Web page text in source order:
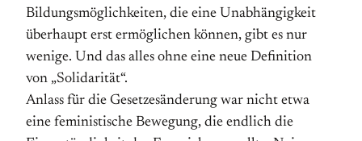
Bildungsmöglichkeiten, die eine Unabhängigkeit
überhaupt erst ermöglichen können, gibt es nur
wenige. Und das alles ohne eine neue Definition
von „Solidarität“.
Anlass für die Gesetzesänderung war nicht etwa
eine feministische Bewegung, die endlich die